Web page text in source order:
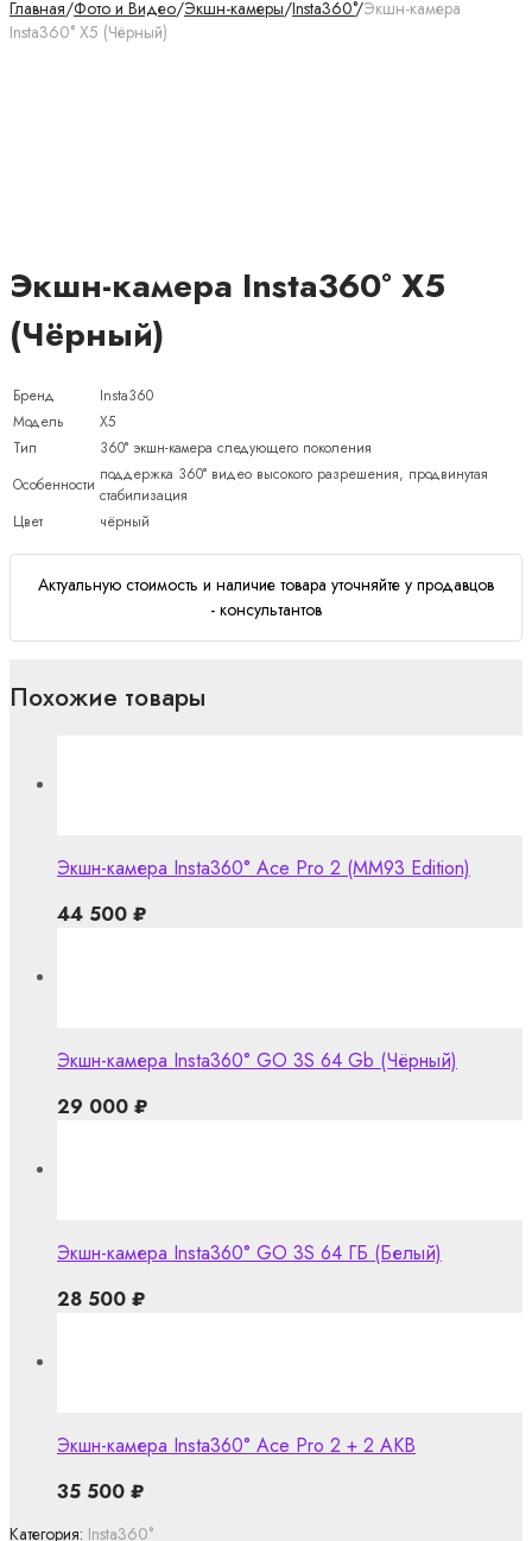
Главная/Фото и Видео/Экшн-камеры/Insta360°/Экшн-камера
Insta360° X5 (Чёрный)
Экшн-камера Insta360° X5
(Чёрный)
Бренд
Insta360
Модель
X5
Тип
360° экшн-камера следующего поколения
Особенности поддержка 360° видео высокого разрешения, продвинутая
стабилизация
Цвет
чёрный
Актуальную стоимость и наличие товара уточняйте у продавцов
- консультантов
Категория: Insta360°
Похожие товары
Экшн-камера Insta360° Ace Pro 2 (MM93 Edition)
44 500 ₽
Экшн-камера Insta360° GO 3S 64 Gb (Чёрный)
29 000 ₽
Экшн-камера Insta360° GO 3S 64 ГБ (Белый)
28 500 ₽
Экшн-камера Insta360° Ace Pro 2 + 2 AKB
35 500 ₽